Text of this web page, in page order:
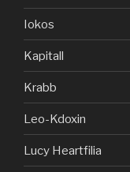
Iokos
Kapitall
Krabb
Leo-Kdoxin
Lucy Heartfilia